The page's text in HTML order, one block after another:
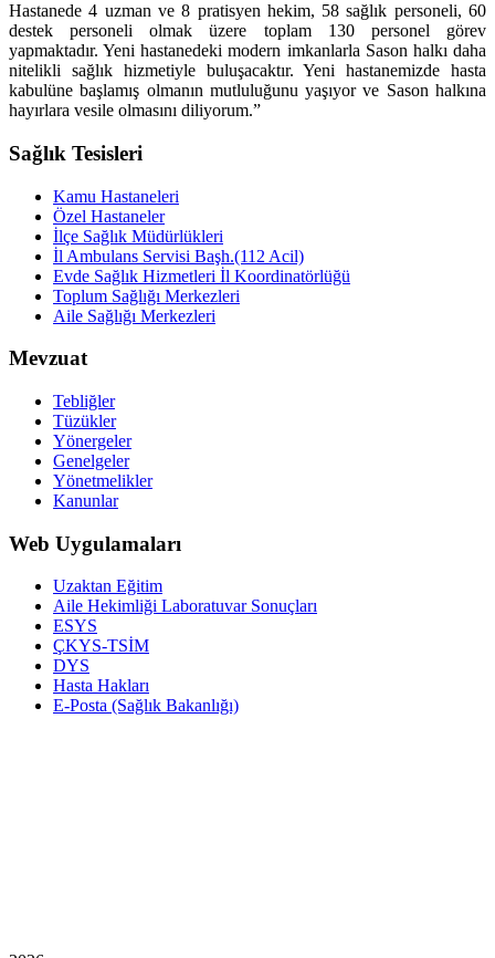
Hastanede 4 uzman ve 8 pratisyen hekim, 58 sağlık personeli, 60
destek personeli olmak üzere toplam 130 personel görev
yapmaktadır. Yeni hastanedeki modern imkanlarla Sason halkı daha
nitelikli sağlık hizmetiyle buluşacaktır. Yeni hastanemizde hasta
kabulüne başlamış olmanın mutluluğunu yaşıyor ve Sason halkına
hayırlara vesile olmasını diliyorum.”
Sağlık Tesisleri
Kamu Hastaneleri
Özel Hastaneler
İlçe Sağlık Müdürlükleri
İl Ambulans Servisi Başh.(112 Acil)
Evde Sağlık Hizmetleri İl Koordinatörlüğü
Toplum Sağlığı Merkezleri
Aile Sağlığı Merkezleri
Mevzuat
Tebliğler
Tüzükler
Yönergeler
Genelgeler
Yönetmelikler
Kanunlar
Web Uygulamaları
Uzaktan Eğitim
Aile Hekimliği Laboratuvar Sonuçları
ESYS
ÇKYS-TSİM
DYS
Hasta Hakları
E-Posta (Sağlık Bakanlığı)